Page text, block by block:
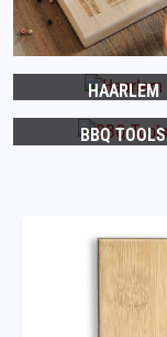
HAARLEM
BBQ TOOLS